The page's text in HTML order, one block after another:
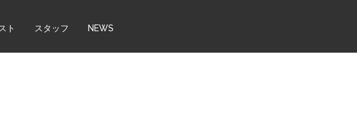
ト スタッフ NEWS